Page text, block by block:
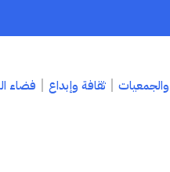
والجمعيات ثقافة وإبداع فضاء